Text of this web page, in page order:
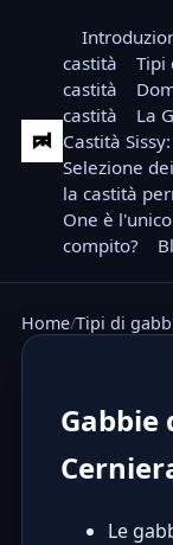
castità
Tipi
castità
castità
La
Castità
Selezione
la castità
One è
compito?
Home Tipi di
Gabbie
Le